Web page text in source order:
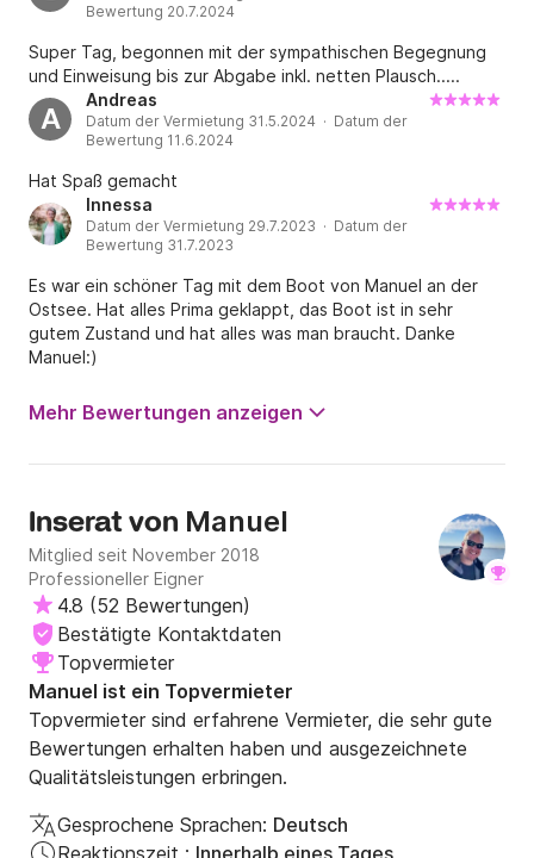
Bewertung 20.7.2024
Super Tag, begonnen mit der sympathischen Begegnung
und Einweisung bis zur Abgabe inkl. netten Plausch.....
A
Andreas
Datum der Vermietung 31.5.2024 · Datum der
Bewertung 11.6.2024
Hat Spaß gemacht
Innessa
Datum der Vermietung 29.7.2023 · Datum der
Bewertung 31.7.2023
Es war ein schöner Tag mit dem Boot von Manuel an der
Ostsee. Hat alles Prima geklappt, das Boot ist in sehr
gutem Zustand und hat alles was man braucht. Danke
Manuel:)
Mehr Bewertungen anzeigen
Inserat von Manuel
Mitglied seit November 2018
Professioneller Eigner
4.8 (52 Bewertungen)
Bestätigte Kontaktdaten
Topvermieter
Manuel ist ein Topvermieter
Topvermieter sind erfahrene Vermieter, die sehr gute
Bewertungen erhalten haben und ausgezeichnete
Qualitätsleistungen erbringen.
Gesprochene Sprachen: Deutsch